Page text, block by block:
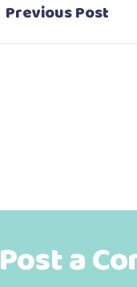
Previous Post
Post a